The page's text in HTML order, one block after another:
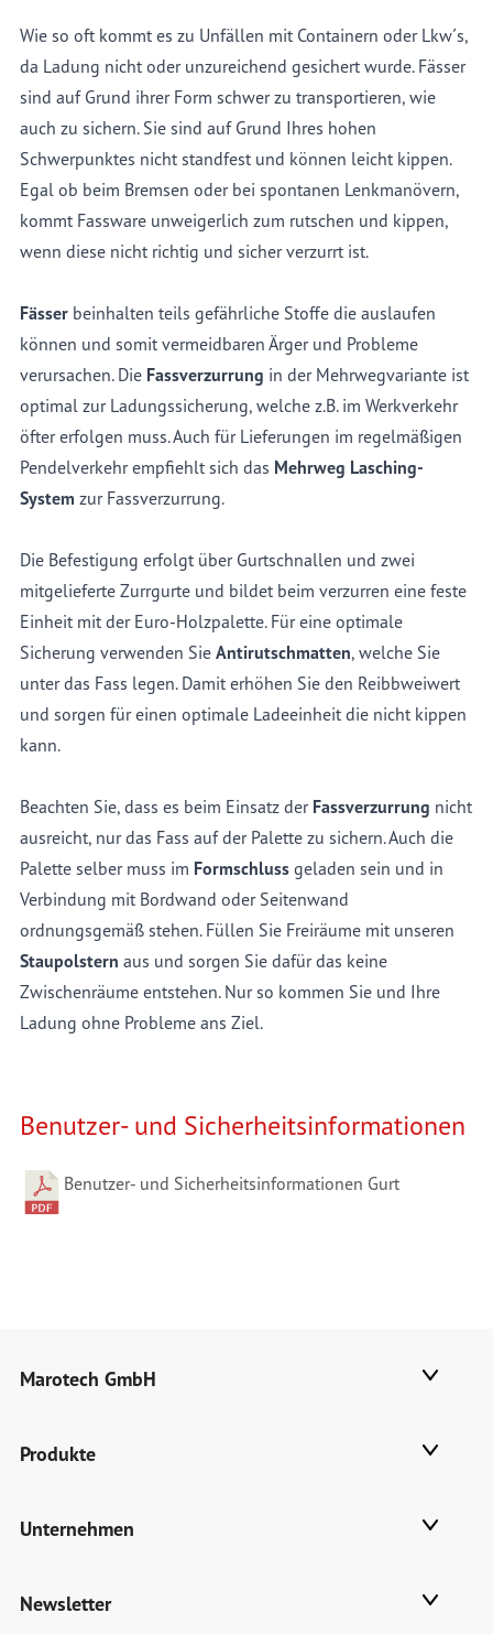
Wie so oft kommt es zu Unfällen mit Containern oder Lkw´s,
da Ladung nicht oder unzureichend gesichert wurde. Fässer
sind auf Grund ihrer Form schwer zu transportieren, wie
auch zu sichern. Sie sind auf Grund Ihres hohen
Schwerpunktes nicht standfest und können leicht kippen.
Egal ob beim Bremsen oder bei spontanen Lenkmanövern,
kommt Fassware unweigerlich zum rutschen und kippen,
wenn diese nicht richtig und sicher verzurrt ist.
Fässerbeinhalten teils gefährliche Stoffe die auslaufen
können und somit vermeidbaren Ärger und Probleme
verursachen. Die Fassverzurrung in der Mehrwegvariante ist
optimal zur Ladungssicherung, welche z.B. im Werkverkehr
öfter erfolgen muss. Auch für Lieferungen im regelmäßigen
Pendelverkehr empfiehlt sich das Mehrweg Lasching-
System zur Fassverzurrung.
Die Befestigung erfolgt über Gurtschnallen und zwei
mitgelieferte Zurrgurte und bildet beim verzurren eine feste
Einheit mit der Euro-Holzpalette. Für eine optimale
Sicherung verwenden Sie Antirutschmatten, welche Sie
unter das Fass legen. Damit erhöhen Sie den Reibbweiwert
und sorgen für einen optimale Ladeeinheit die nicht kippen
kann.
Beachten Sie, dass es beim Einsatz der Fassverzurrung nicht
ausreicht, nur das Fass auf der Palette zu sichern. Auch die
Palette selber muss im Formschlussgeladen sein und in
Verbindung mit Bordwand oder Seitenwand
ordnungsgemäß stehen. Füllen Sie Freiräume mit unseren
Staupolstern aus und sorgen Sie dafür das keine
Zwischenräume entstehen. Nur so kommen Sie und Ihre
Ladung ohne Probleme ans Ziel.
Benutzer- und Sicherheitsinformationen
Benutzer- und Sicherheitsinformationen Gurt
Marotech GmbH
Produkte
Unternehmen
Newsletter